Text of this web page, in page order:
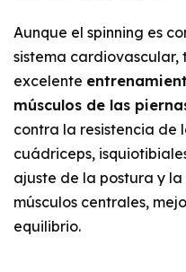
Aunque el spinning es
sistema cardiovascular,
excelente
músculos de las
contra la resistencia de
cuádriceps,
ajuste de la postura y
músculos centrales,
equilibrio.